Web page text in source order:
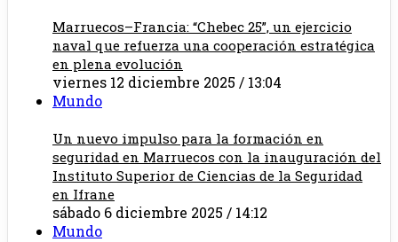
Marruecos–Francia: “Chebec 25”, un ejercicio
naval que refuerza una cooperación estratégica
en plena evolución
viernes 12 diciembre 2025 / 13:04
Mundo
Un nuevo impulso para la formación en
seguridad en Marruecos con la inauguración del
Instituto Superior de Ciencias de la Seguridad
en Ifrane
sábado 6 diciembre 2025 / 14:12
Mundo